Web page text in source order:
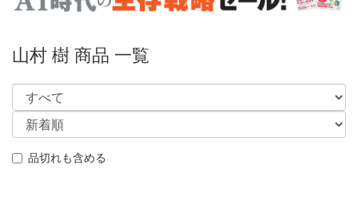
山村 樹 商品 一覧
品切れも含める